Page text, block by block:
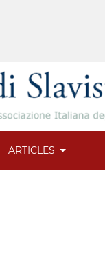
ARTICLES